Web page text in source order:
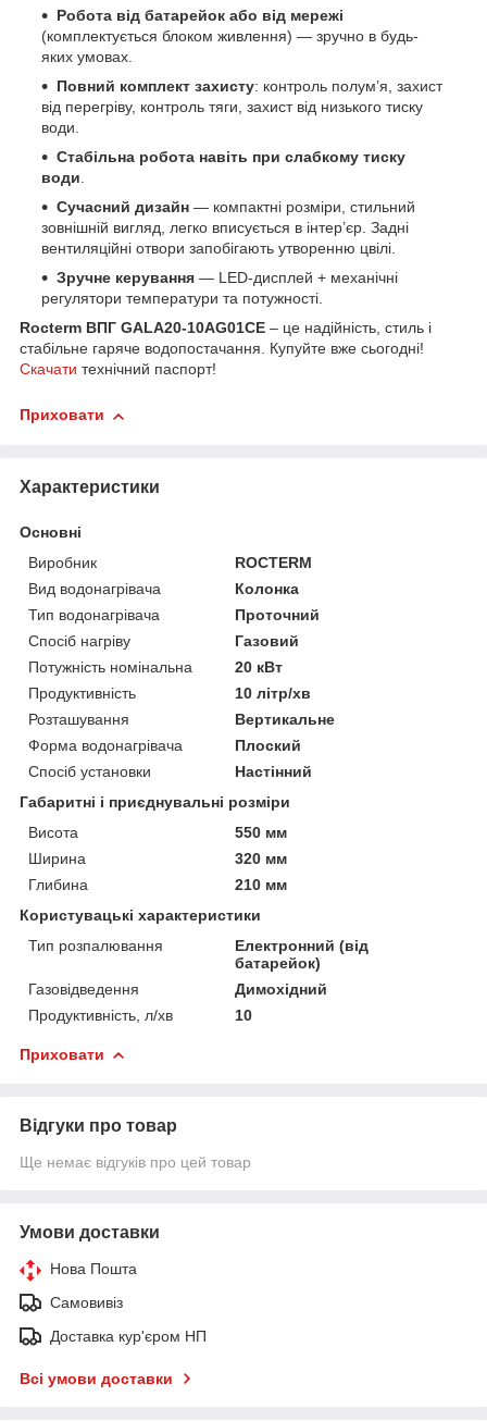
Робота від батарейок або від мережі
(комплектується блоком живлення) — зручно в будь-
яких умовах.
Повний комплект захисту: контроль полум’я, захист
від перегріву, контроль тяги, захист від низького тиску
води.
Стабільна робота навіть при слабкому тиску
води.
Сучасний дизайн — компактні розміри, стильний
зовнішній вигляд, легко вписується в інтер’єр. Задні
вентиляційні отвори запобігають утворенню цвілі.
Зручне керування — LED-дисплей + механічні
регулятори температури та потужності.
Rocterm ВПГ GALA20-10AG01CE – це надійність, стиль і
стабільне гаряче водопостачання. Купуйте вже сьогодні!
Скачати технічний паспорт!
Приховати
Характеристики
Основні
Виробник
ROCTERM
Вид водонагрівача
Колонка
Тип водонагрівача
Проточний
Спосіб нагріву
Газовий
Потужність номінальна
20 кВт
Продуктивність
10 літр/хв
Розташування
Вертикальне
Форма водонагрівача
Плоский
Спосіб установки
Настінний
Габаритні і приєднувальні розміри
Висота
550 мм
Ширина
320 мм
Глибина
210 мм
Користувацькі характеристики
Тип розпалювання
Електронний (від
батарейок)
Газовідведення
Димохідний
Продуктивність, л/хв
10
Приховати
Відгуки про товар
Ще немає відгуків про цей товар
Умови доставки
Нова Пошта
Самовивіз
Доставка кур'єром НП
Всі умови доставки